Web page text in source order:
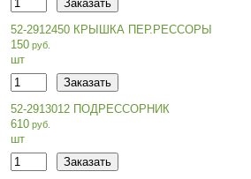
52-2912450 КРЫШКА ПЕР.РЕССОРЫ
150
шт
52-2913012 ПОДРЕССОРНИК
610
шт